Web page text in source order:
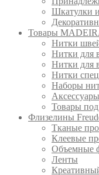
Шкатулки
Товары
Нитки
Нитки для
Нитки для
Нитки
Наборы
Товары под
Флизелины
Тканые
Клеевые
Объемные
Ленты